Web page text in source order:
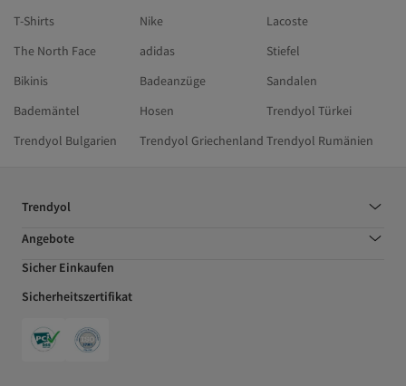
T-Shirts
Nike
Lacoste
The North Face
adidas
Stiefel
Bikinis
Badeanzüge
Sandalen
Bademäntel
Hosen
Trendyol Türkei
Trendyol Bulgarien
Trendyol Griechenland Trendyol Rumänien
Trendyol
Angebote
Sicher Einkaufen
Sicherheitszertifikat